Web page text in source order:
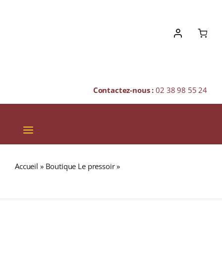
Contactez-nous :02 38 98 55 24
Toggle
Navigation
SPIRITUEUX
Accueil » Boutique Le pressoir»